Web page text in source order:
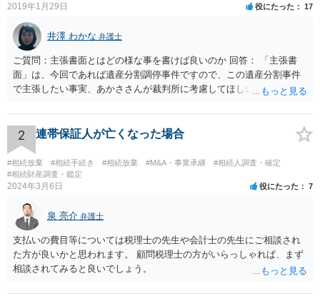
2019年1月29日 役にたった 17
井澤 わかな 弁護士
ご質問：主張書面とはどの様な事を書けば良いのか 回答： 「主張書
面」は、今回であれば遺産分割調停事件ですので、この遺産分割事件
で主張したい事実、あかささんが裁判所に考慮してほしいと思う、亡
ります。 もし、主張したい事実や考慮してほしい事情に関連して
資料を持っているようであれば、主張書面とは別で提出できます。も
し、お姉さんに見られたくないような資料がある場合、「非開示の希
望に関する申出書」と共に提出することも考えられます。 ご質問：書
いた方が良い事と書かない方が良い事 回答： お姉さんが申立書の「申
立ての趣旨」のところに書いている遺産の分け方に対して意見があれ
ば、まずそれを書くとよいです。 次に「申立ての理由」のところに、
なぜ調停を申し立てたのか(例えば、あかささんと話合いが出来ない／
決裂した、など)や亡くなった方・あかささん・お姉さん間の事情やい
きさつなどが書かれていると思うので、あかささんから見てそれは違
うと感じるところは、どのように違うのか、など書くとよいです。 そ
の他、お姉さんの申立書には書かれていないけど、どのように遺産を
2 連帯保証人が亡くなった場合
#相続放棄 #相続手続き #相続放棄 #M&A・事業承継
#相続人調査・確定
#相続財産調査・鑑定
2024年3月6日 役にたった 7
泉 亮介 弁護士
支払いの費目等については税理士の先生や会計士の先生にご相談され
た方が良いかと思われます。 顧問税理士の方がいらっしゃれば、まず
相談されてみると良いでしょう。